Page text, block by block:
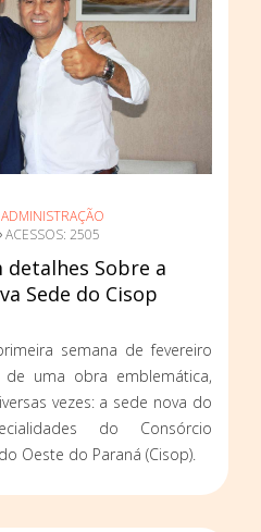
ADMINISTRAÇÃO
ACESSOS: 2505
Sobre a
Sede do Cisop
semana de fevereiro
uma obra emblemática,
vezes: a sede nova do
do Consórcio
Oeste do Paraná (Cisop).